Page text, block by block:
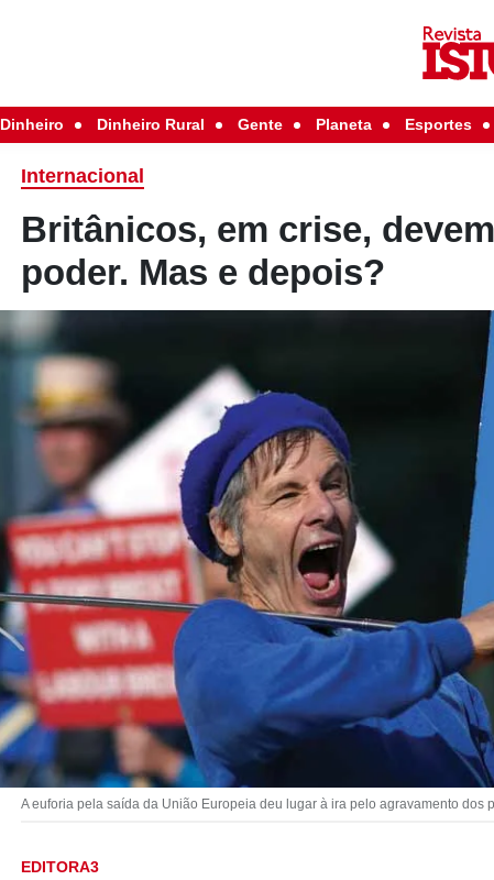
Dinheiro Dinheiro Rural Gente Planeta Esportes
Internacional
Britânicos, em crise,
poder. Mas e depois?
A euforia pela saída da União Europeia deu lugar à ira pelo agravamento dos
EDITORA3